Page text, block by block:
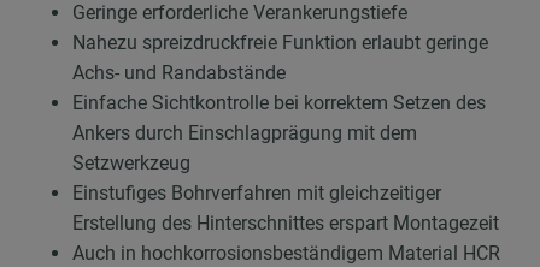
Geringe erforderliche Verankerungstiefe
Nahezu spreizdruckfreie Funktion erlaubt geringe
Achs- und Randabstände
Einfache Sichtkontrolle bei korrektem Setzen des
Ankers durch Einschlagprägung mit dem
Setzwerkzeug
Einstufiges Bohrverfahren mit gleichzeitiger
Erstellung des Hinterschnittes erspart Montagezeit
Auch in hochkorrosionsbeständigem Material HCR